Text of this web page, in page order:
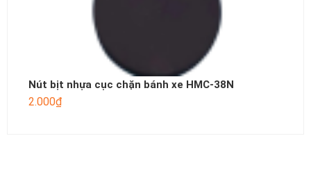
Nút bịt nhựa cục chặn bánh xe HMC-38N
2.000₫